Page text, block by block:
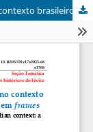
brasileiro